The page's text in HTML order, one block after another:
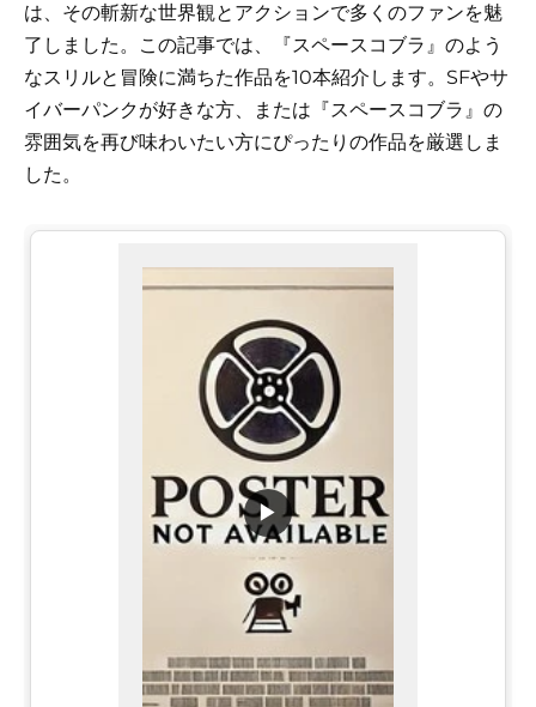
は、その斬新な世界観とアクションで多くのファンを魅
了しました。この記事では、『スペースコブラ』のよう
なスリルと冒険に満ちた作品を10本紹介します。SFやサ
イバーパンクが好きな方、または『スペースコブラ』の
雰囲気を再び味わいたい方にぴったりの作品を厳選しま
した。
▶